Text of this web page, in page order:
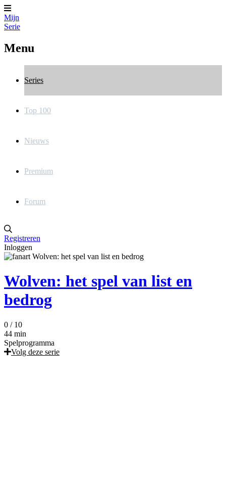
Mijn
Serie
Menu
Series
Top 100
Nieuws
Premium
Forum
Registreren
Inloggen
Wolven: het spel van list en
bedrog
0 / 10
44 min
Spelprogramma
Volg deze serie